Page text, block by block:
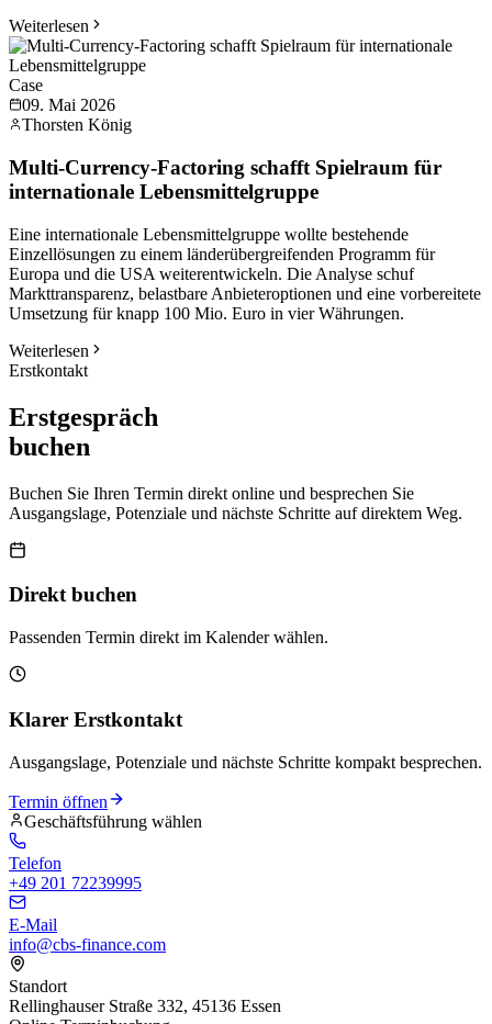
Weiterlesen
Case
09. Mai 2026
Thorsten König
Multi-Currency-Factoring schafft Spielraum für
internationale Lebensmittelgruppe
Eine internationale Lebensmittelgruppe wollte bestehende
Einzellösungen zu einem länderübergreifenden Programm für
Europa und die USA weiterentwickeln. Die Analyse schuf
Markttransparenz, belastbare Anbieteroptionen und eine vorbereitete
Umsetzung für knapp 100 Mio. Euro in vier Währungen.
Weiterlesen
Erstkontakt
Erstgespräch
buchen
Buchen Sie Ihren Termin direkt online und besprechen Sie
Ausgangslage, Potenziale und nächste Schritte auf direktem Weg.
Direkt buchen
Passenden Termin direkt im Kalender wählen.
Klarer Erstkontakt
Ausgangslage, Potenziale und nächste Schritte kompakt besprechen.
Termin öffnen
Geschäftsführung wählen
Telefon
+49 201 72239995
E-Mail
info@cbs-finance.com
Standort
Rellinghauser Straße 332, 45136 Essen